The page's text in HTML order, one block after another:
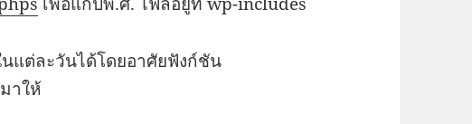
แต่ละวันได้โดยอาศัยฟังก์ชัน
าให้